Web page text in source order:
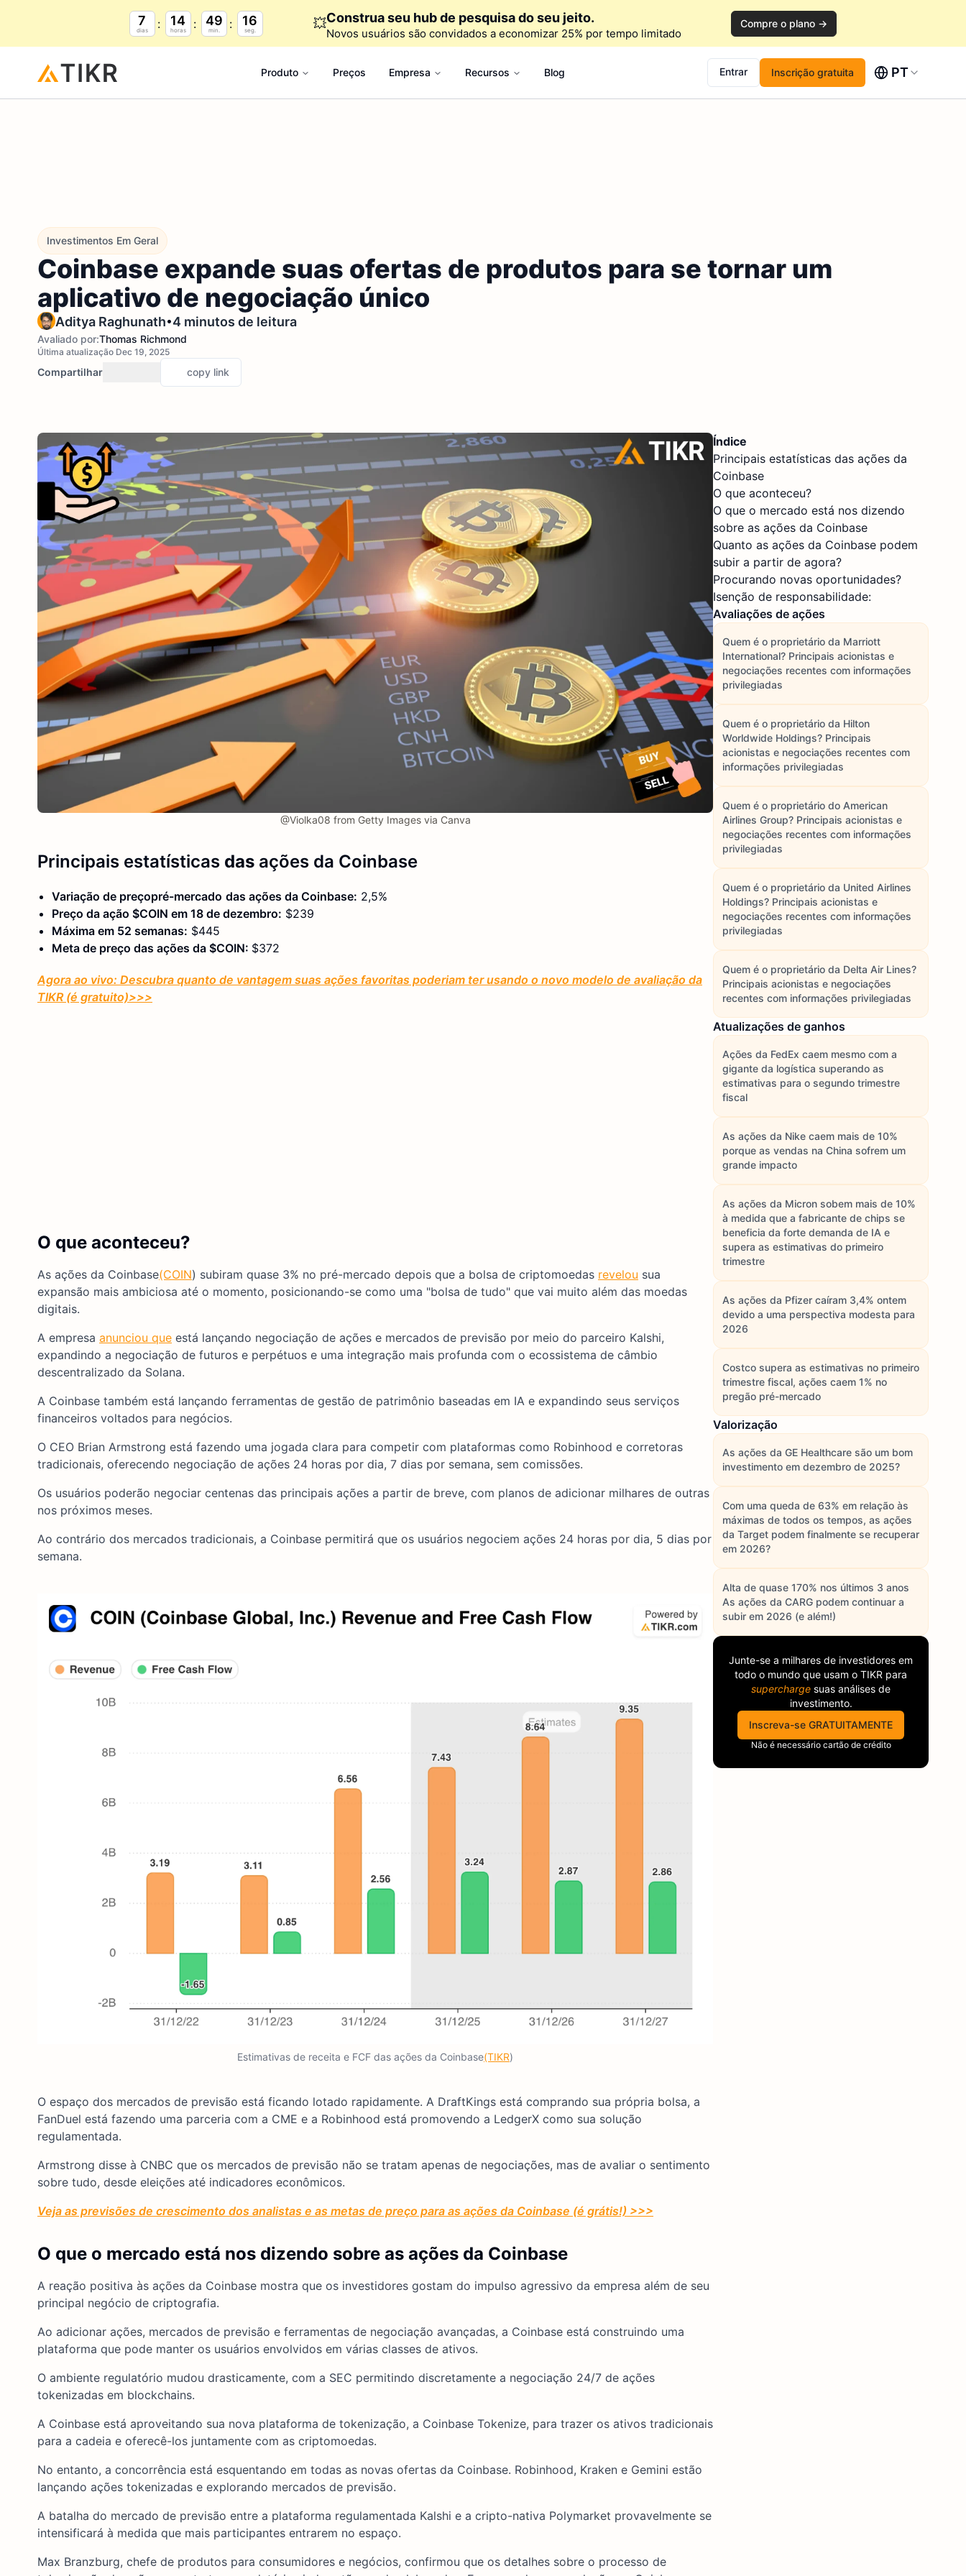
7
dias
14
horas
49
min.
15
seg. 💥Construa seu hub de pesquisa do seu jeito.
Novos usuários são convidados a economizar 25% por tempo limitado
Compre o plano →
Produto Preços Empresa Recursos Blog Entrar Inscrição gratuita PT
Investimentos Em Geral
Coinbase expande suas ofertas de produtos para se tornar um
aplicativo de negociação único
Aditya Raghunath•4 minutos de leitura
Avaliado por:Thomas Richmond
Última atualização Dec 19, 2025
Compartilhar copy link
@Violka08 from Getty Images via Canva
Principais estatísticas das ações da Coinbase
Variação de preçopré-mercado das ações da Coinbase: 2,5%
Preço da ação $COIN em 18 de dezembro: $239
Máxima em 52 semanas: $445
Meta de preço das ações da $COIN: $372
Agora ao vivo: Descubra quanto de vantagem suas ações favoritas poderiam ter usando o novo modelo de avaliação da
TIKR (é gratuito)>>>
O que aconteceu?
As ações da Coinbase(COIN) subiram quase 3% no pré-mercado depois que a bolsa de criptomoedas revelou sua
expansão mais ambiciosa até o momento, posicionando-se como uma "bolsa de tudo" que vai muito além das moedas
digitais.
A empresa anunciou que está lançando negociação de ações e mercados de previsão por meio do parceiro Kalshi,
expandindo a negociação de futuros e perpétuos e uma integração mais profunda com o ecossistema de câmbio
descentralizado da Solana.
A Coinbase também está lançando ferramentas de gestão de patrimônio baseadas em IA e expandindo seus serviços
financeiros voltados para negócios.
O CEO Brian Armstrong está fazendo uma jogada clara para competir com plataformas como Robinhood e corretoras
tradicionais, oferecendo negociação de ações 24 horas por dia, 7 dias por semana, sem comissões.
Os usuários poderão negociar centenas das principais ações a partir de breve, com planos de adicionar milhares de outras
nos próximos meses.
Ao contrário dos mercados tradicionais, a Coinbase permitirá que os usuários negociem ações 24 horas por dia, 5 dias por
semana.
Estimativas de receita e FCF das ações da Coinbase(TIKR)
O espaço dos mercados de previsão está ficando lotado rapidamente. A DraftKings está comprando sua própria bolsa, a
FanDuel está fazendo uma parceria com a CME e a Robinhood está promovendo a LedgerX como sua solução
regulamentada.
Armstrong disse à CNBC que os mercados de previsão não se tratam apenas de negociações, mas de avaliar o sentimento
sobre tudo, desde eleições até indicadores econômicos.
Veja as previsões de crescimento dos analistas e as metas de preço para as ações da Coinbase (é grátis!) >>>
O que o mercado está nos dizendo sobre as ações da Coinbase
A reação positiva às ações da Coinbase mostra que os investidores gostam do impulso agressivo da empresa além de seu
principal negócio de criptografia.
Ao adicionar ações, mercados de previsão e ferramentas de negociação avançadas, a Coinbase está construindo uma
plataforma que pode manter os usuários envolvidos em várias classes de ativos.
O ambiente regulatório mudou drasticamente, com a SEC permitindo discretamente a negociação 24/7 de ações
tokenizadas em blockchains.
A Coinbase está aproveitando sua nova plataforma de tokenização, a Coinbase Tokenize, para trazer os ativos tradicionais
para a cadeia e oferecê-los juntamente com as criptomoedas.
No entanto, a concorrência está esquentando em todas as novas ofertas da Coinbase. Robinhood, Kraken e Gemini estão
lançando ações tokenizadas e explorando mercados de previsão.
A batalha do mercado de previsão entre a plataforma regulamentada Kalshi e a cripto-nativa Polymarket provavelmente se
intensificará à medida que mais participantes entrarem no espaço.
Max Branzburg, chefe de produtos para consumidores e negócios, confirmou que os detalhes sobre o processo de
Índice
Principais estatísticas das ações da
Coinbase
O que aconteceu?
O que o mercado está nos dizendo
sobre as ações da Coinbase
Quanto as ações da Coinbase podem
subir a partir de agora?
Procurando novas oportunidades?
Isenção de responsabilidade:
Avaliações de ações
Quem é o proprietário da Marriott
International? Principais acionistas e
negociações recentes com informações
privilegiadas
Quem é o proprietário da Hilton
Worldwide Holdings? Principais
acionistas e negociações recentes com
informações privilegiadas
Quem é o proprietário do American
Airlines Group? Principais acionistas e
negociações recentes com informações
privilegiadas
Quem é o proprietário da United Airlines
Holdings? Principais acionistas e
negociações recentes com informações
privilegiadas
Quem é o proprietário da Delta Air Lines?
Principais acionistas e negociações
recentes com informações privilegiadas
Atualizações de ganhos
Ações da FedEx caem mesmo com a
gigante da logística superando as
estimativas para o segundo trimestre
fiscal
As ações da Nike caem mais de 10%
porque as vendas na China sofrem um
grande impacto
As ações da Micron sobem mais de 10%
à medida que a fabricante de chips se
beneficia da forte demanda de IA e
supera as estimativas do primeiro
trimestre
As ações da Pfizer caíram 3,4% ontem
devido a uma perspectiva modesta para
2026
Costco supera as estimativas no primeiro
trimestre fiscal, ações caem 1% no
pregão pré-mercado
Valorização
As ações da GE Healthcare são um bom
investimento em dezembro de 2025?
Com uma queda de 63% em relação às
máximas de todos os tempos, as ações
da Target podem finalmente se recuperar
em 2026?
Alta de quase 170% nos últimos 3 anos
As ações da CARG podem continuar a
subir em 2026 (e além!)
Junte-se a milhares de investidores em
todo o mundo que usam o TIKR para
supercharge suas análises de
investimento.
Inscreva-se GRATUITAMENTE
Não é necessário cartão de crédito